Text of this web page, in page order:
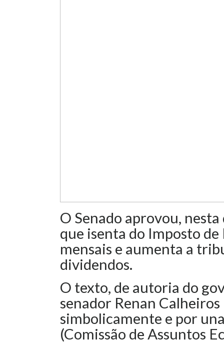
O Senado aprovou,
que isenta do Imposto
mensais e aumenta a
dividendos.
O texto, de autoria do
senador Renan
simbolicamente e por
(Comissão de Assuntos